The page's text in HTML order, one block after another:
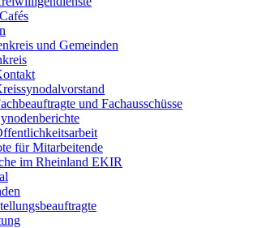
und Gemeinden
und Fachausschüsse
für Mitarbeitende
im Rheinland EKIR